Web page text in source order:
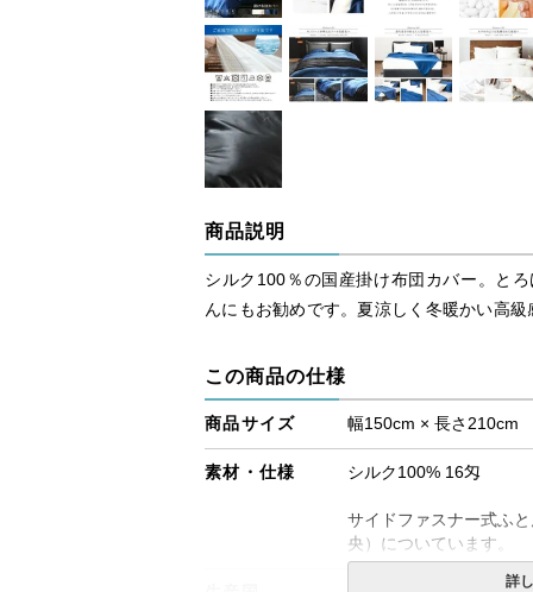
商品説明
シルク100％の国産掛け布団カバー。と
んにもお勧めです。夏涼しく冬暖かい高級
この商品の仕様
商品サイズ 幅150cm × 長さ210cm
素材・仕様 シルク100% 16匁
サイドファスナー式ふ
央）についています。
詳